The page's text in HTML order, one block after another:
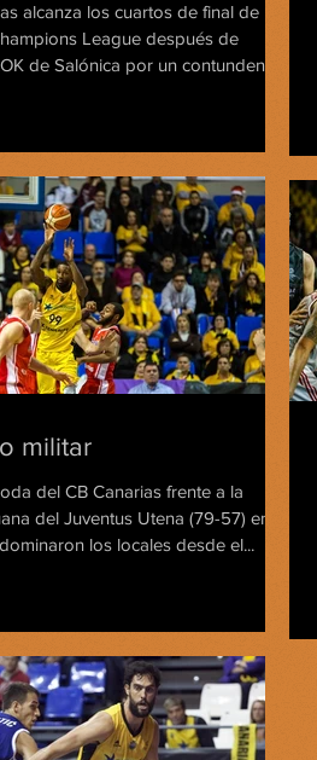
alcanza los cuartos de final de la
League después de
de Salónica por un contundente...
militar
del CB Canarias frente a la
del Juventus Utena (79-57) en un
los locales desde el...